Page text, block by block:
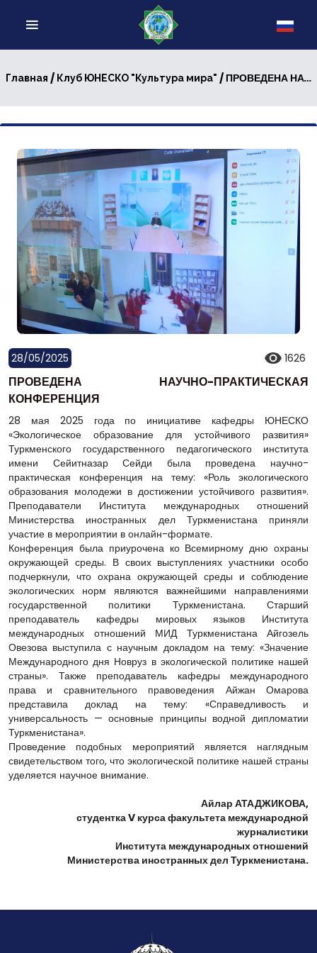
Главная / Клуб ЮНЕСКО "Культура мира" / ПРОВЕДЕНА НАУЧНО-ПРАКТИЧЕСКАЯ КОНФЕРЕНЦИЯ
28/05/2025 1626
ПРОВЕДЕНА НАУЧНО-ПРАКТИЧЕСКАЯ
КОНФЕРЕНЦИЯ
28 мая 2025 года по инициативе кафедры ЮНЕСКО
«Экологическое образование для устойчивого развития»
Туркменского государственного педагогического института
имени Сейитназар Сейди была проведена научно-
практическая конференция на тему: «Роль экологического
образования молодежи в достижении устойчивого развития».
Преподаватели Института международных отношений
Министерства иностранных дел Туркменистана приняли
участие в мероприятии в онлайн-формате.
Конференция была приурочена ко Всемирному дню охраны
окружающей среды. В своих выступлениях участники особо
подчеркнули, что охрана окружающей среды и соблюдение
экологических норм являются важнейшими направлениями
государственной политики Туркменистана. Старший
преподаватель кафедры мировых языков Института
международных отношений МИД Туркменистана Айгозель
Овезова выступила с научным докладом на тему: «Значение
Международного дня Новруз в экологической политике нашей
страны». Также преподаватель кафедры международного
права и сравнительного правоведения Айжан Омарова
представила доклад на тему: «Справедливость и
универсальность — основные принципы водной дипломатии
Туркменистана».
Проведение подобных мероприятий является наглядным
свидетельством того, что экологической политике нашей страны
уделяется научное внимание.
Айлар АТАДЖИКОВА,
студентка V курса факультета международной
журналистики
Института международных отношений
Министерства иностранных дел Туркменистана.